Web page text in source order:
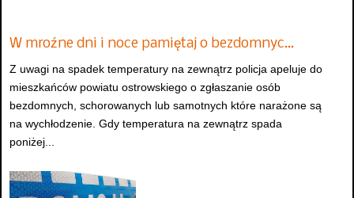
W mroźne dni i noce pamiętaj o bezdomnyc…
Z uwagi na spadek temperatury na zewnątrz policja apeluje do
mieszkańców powiatu ostrowskiego o zgłaszanie osób
bezdomnych, schorowanych lub samotnych które narażone są
na wychłodzenie. Gdy temperatura na zewnątrz spada
poniżej...